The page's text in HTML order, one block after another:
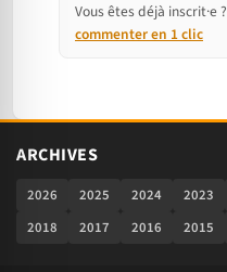
Vous êtes déjà inscrit·e ?
commenter en 1 clic
ARCHIVES
2026 2025 2024 2023
2018
2017 2016 2015